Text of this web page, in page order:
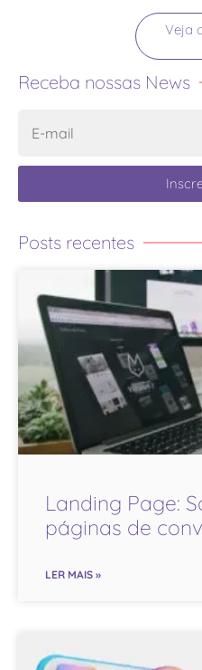
Veja
Receba nossas News
Posts recentes
Landing Page:
páginas de
LER MAIS »